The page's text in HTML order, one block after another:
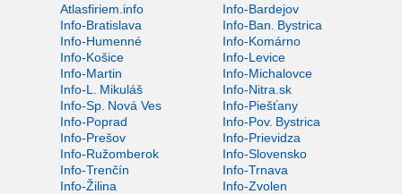
Atlasfiriem.info
Info-Bardejov
Info-Bratislava
Info-Ban. Bystrica
Info-Humenné
Info-Komárno
Info-Košice
Info-Levice
Info-Martin
Info-Michalovce
Info-L. Mikuláš
Info-Nitra.sk
Info-Sp. Nová Ves
Info-Piešťany
Info-Poprad
Info-Pov. Bystrica
Info-Prešov
Info-Prievidza
Info-Ružomberok
Info-Slovensko
Info-Trenčín
Info-Trnava
Info-Žilina
Info-Zvolen